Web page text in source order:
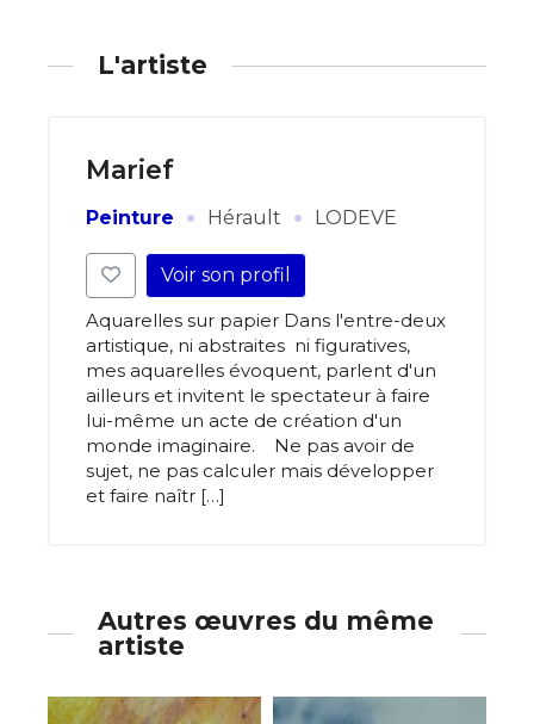
L'artiste
Marief
Peinture · Hérault · LODEVE
Voir son profil
Aquarelles sur papier Dans l'entre-deux
artistique, ni abstraites ni figuratives,
mes aquarelles évoquent, parlent d'un
ailleurs et invitent le spectateur à faire
lui-même un acte de création d'un
monde imaginaire. Ne pas avoir de
sujet, ne pas calculer mais développer
et faire naîtr […]
Autres œuvres du même
artiste